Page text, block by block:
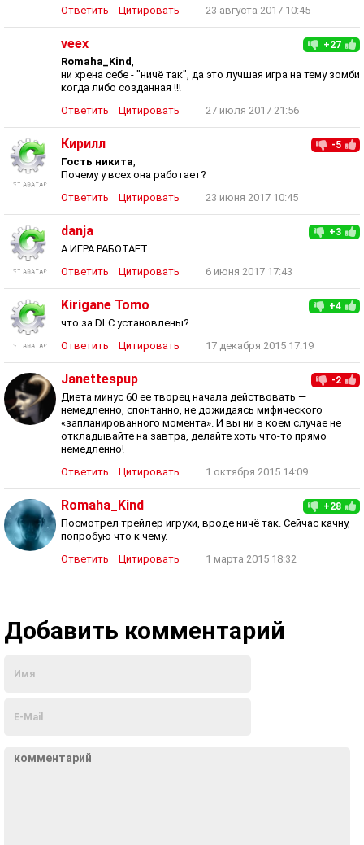
Ответить
Цитировать 23 августа 2017 10:45
+27
veex
Romaha_Kind,
ни хрена себе - "ничё так", да это лучшая игра на тему зомби
когда либо созданная !!!
Ответить
Цитировать 27 июля 2017 21:56
-5
Кирилл
Гость никита,
Почему у всех она работает?
Ответить
Цитировать 23 июня 2017 10:45
+3
danja
А ИГРА РАБОТАЕТ
Ответить
Цитировать 6 июня 2017 17:43
+4
Kirigane Tomo
что за DLC установлены?
Ответить
Цитировать 17 декабря 2015 17:19
-2
Janettespup
Диета минус 60 ее творец начала действовать —
немедленно, спонтанно, не дожидаясь мифического
«запланированного момента». И вы ни в коем случае не
откладывайте на завтра, делайте хоть что-то прямо
немедленно!
Ответить
Цитировать 1 октября 2015 14:09
+28
Romaha_Kind
Посмотрел трейлер игрухи, вроде ничё так. Сейчас качну,
попробую что к чему.
Ответить
Цитировать 1 марта 2015 18:32
Добавить комментарий